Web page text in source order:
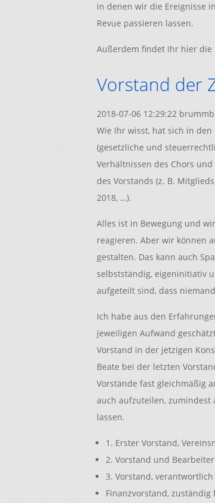
in denen wir die Ereignisse
Revue passieren lassen.
Außerdem findet Ihr hier die
Vorstand der
2018-07-06 12:29:22
Wie Ihr wisst, hat sich in
(gesetzliche und
Verhältnissen des Chors
des Vorstands (z. B.
2018, …).
Alles ist in Bewegung und
reagieren. Aber wir können
gestalten. Das kann auch
selbstständig, eigeninitiativ
aufgeteilt sind, dass
Ich habe aus den
jeweiligen Aufwand
Vorstand in der jetzigen
Beate bei der letzten
Vorstände fast gleichmäßig
auch aufzuteilen, zumindest
lassen.
1. Erster Vorstand,
2. Vorstand und
3. Vorstand,
Finanzvorstand,